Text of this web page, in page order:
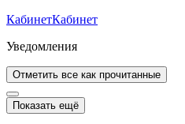
КабинетКабинет
Уведомления
Отметить все как прочитанные
Показать ещё